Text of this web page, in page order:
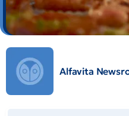
Alfavita